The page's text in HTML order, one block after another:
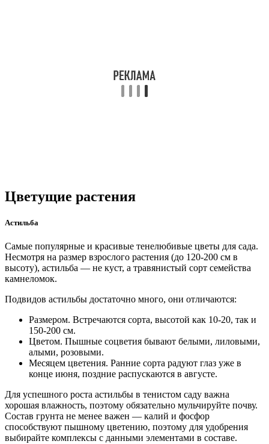
Цветущие растения
Астильба
Самые популярные и красивые тенелюбивые цветы для сада.
Несмотря на размер взрослого растения (до 120-200 см в
высоту), астильба — не куст, а травянистый сорт семейства
камнеломок.
Подвидов астильбы достаточно много, они отличаются:
Размером. Встречаются сорта, высотой как 10-20, так и
150-200 см.
Цветом. Пышные соцветия бывают белыми, лиловыми,
алыми, розовыми.
Месяцем цветения. Ранние сорта радуют глаз уже в
конце июня, поздние распускаются в августе.
Для успешного роста астильбы в тенистом саду важна
хорошая влажность, поэтому обязательно мульчируйте почву.
Состав грунта не менее важен — калий и фосфор
способствуют пышному цветению, поэтому для удобрения
выбирайте комплексы с данными элементами в составе.